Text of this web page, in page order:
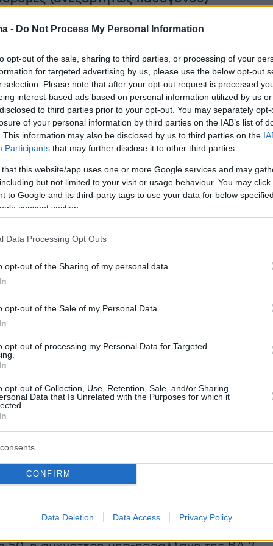
- Do Not Process My Personal Information
opt-out of the sale, sharing to third parties, or processing of your
for targeted advertising by us, please use the below opt-out
selection. Please note that after your opt-out request is processed
interest-based ads based on personal information utilized by us
to third parties prior to your opt-out. You may separately
of your personal information by third parties on the IAB’s list of
This information may also be disclosed by us to third parties on the
Participants that may further disclose it to other third parties.
that this website/app uses one or more Google services and may
but not limited to your visit or usage behaviour. You may
to Google and its third-party tags to use your data for below
consent section.
Data Processing Opt Outs
opt-out of the Sharing of my personal data.
opt-out of the Sale of my Personal Data.
opt-out of processing my Personal Data for Targeted
opt-out of Collection, Use, Retention, Sale, and/or Sharing
Data that Is Unrelated with the Purposes for which it
CONFIRM
Data Deletion Data Access Privacy Policy
αύξηση σε σχέση με την
εβδομάδα
– λοίμωξη COVID-19
στο σύνολο των ελεγχθέντων δειγμάτων
σε σχέση με την προηγούμενη
των εισαγωγών (n=1.679) παρουσίασε
σχέση με τον μέσο εβδομαδιαίο αριθμό
προηγούμενες 4 εβδομάδες (n=1.466) και
από τον αριθμό των εισαγωγών την
νέων διασωληνώσεων (n=37) παρουσίασε
με τον μέσο εβδομαδιαίο αριθμό νέων
κατά τις προηγούμενες 4 εβδομάδες
από τον αριθμό των διασωληνώσεων
εβδομάδα του 2023 (n=53).
ασθενών με λοίμωξη COVID-19 που
ηλικία τα 86 έτη (εύρος 56-96 έτη). Ο
θανάτων παρουσίασε αύξηση σε σχέση με τον
αριθμό θανάτων τις προηγούμενες 4
και ήταν χαμηλότερος από τον αριθμό
εβδομάδα του 2023 (n=169)